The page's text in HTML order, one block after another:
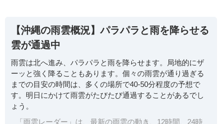
【沖縄の雨雲概況】パラパラと雨を降らせる
雲が通過中
雨雲は北へ進み、パラパラと雨を降らせます。局地的にザ
ーッと強く降ることもあります。個々の雨雲が通り過ぎる
までの目安の時間は、多くの場所で40-50分程度の予想で
す。明日にかけて雨雲がたびたび通過することがあるでし
ょう。
「雨雲レーダー」は、最新の雨雲の動き、12時間、24時